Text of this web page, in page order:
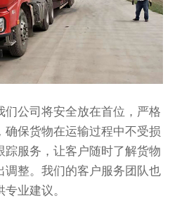
公司将安全放在首位，严格
保货物在运输过程中不受损
服务，让客户随时了解货物
调整。我们的客户服务团队也
业建议。